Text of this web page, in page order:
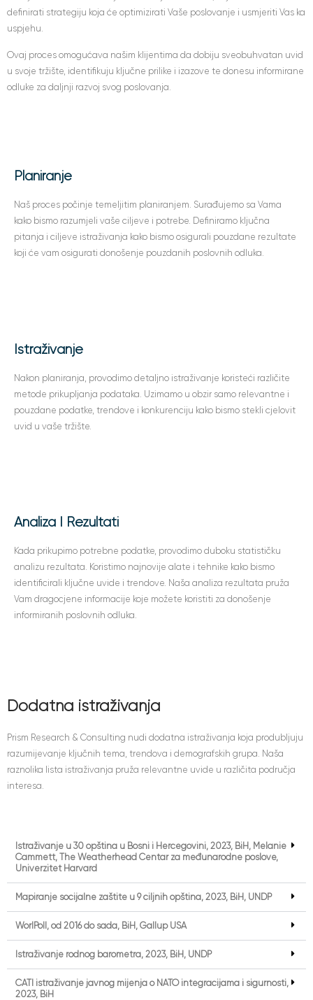
definirati strategiju koja će optimizirati Vaše poslovanje i usmjeriti Vas ka
uspjehu.
Ovaj proces omogućava našim klijentima da dobiju sveobuhvatan uvid
u svoje tržište, identifikuju ključne prilike i izazove te donesu informirane
odluke za daljnji razvoj svog poslovanja.
Planiranje
Naš proces počinje temeljitim planiranjem. Surađujemo sa Vama
kako bismo razumjeli vaše ciljeve i potrebe. Definiramo ključna
pitanja i ciljeve istraživanja kako bismo osigurali pouzdane rezultate
koji će vam osigurati donošenje pouzdanih poslovnih odluka.
Istraživanje
Nakon planiranja, provodimo detaljno istraživanje koristeći različite
metode prikupljanja podataka. Uzimamo u obzir samo relevantne i
pouzdane podatke, trendove i konkurenciju kako bismo stekli cjelovit
uvid u vaše tržište.
Analiza I Rezultati
Kada prikupimo potrebne podatke, provodimo duboku statističku
analizu rezultata. Koristimo najnovije alate i tehnike kako bismo
identificirali ključne uvide i trendove. Naša analiza rezultata pruža
Vam dragocjene informacije koje možete koristiti za donošenje
informiranih poslovnih odluka.
Dodatna istraživanja
Prism Research & Consulting nudi dodatna istraživanja koja produbljuju
razumijevanje ključnih tema, trendova i demografskih grupa. Naša
raznolika lista istraživanja pruža relevantne uvide u različita područja
interesa.
Istraživanje u 30 opština u Bosni i Hercegovini, 2023, BiH, Melanie
Cammett, The Weatherhead Centar za međunarodne poslove,
Univerzitet Harvard
Mapiranje socijalne zaštite u 9 ciljnih opština, 2023, BiH, UNDP
WorlPoll, od 2016 do sada, BiH, Gallup USA
Istraživanje rodnog barometra, 2023, BiH, UNDP
CATI istraživanje javnog mijenja o NATO integracijama i sigurnosti,
2023, BiH